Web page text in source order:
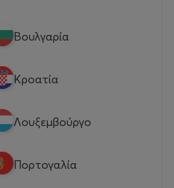
Βουλγαρία
Κροατία
Λουξεμβούργο
Πορτογαλία